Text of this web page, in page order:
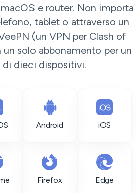
e router. Non importa
tablet o attraverso un
(un VPN per Clash of
un solo abbonamento per un
di dieci dispositivi.
Android iOS
Firefox Edge